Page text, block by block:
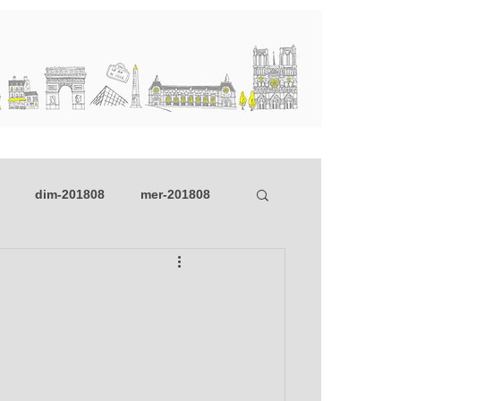
dim-201808 mer-201808
dim_201804